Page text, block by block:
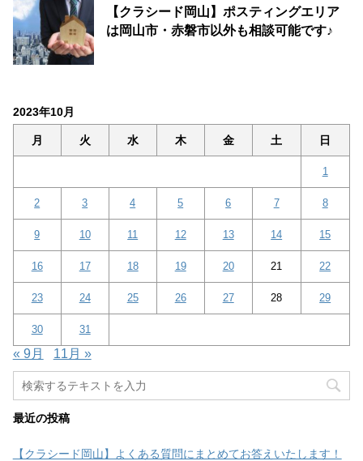
【クラシード岡山】ポスティングエリア
は岡山市・赤磐市以外も相談可能です♪
2023年10月
月 火 水 木 金 土 日
1
2 3 4 5 6 7 8
9 10 11 12 13 14 15
16 17 18 19 20 21 22
23 24 25 26 27 28 29
30 31
« 9月 11月 »
最近の投稿
【クラシード岡山】よくある質問にまとめてお答えいたします！